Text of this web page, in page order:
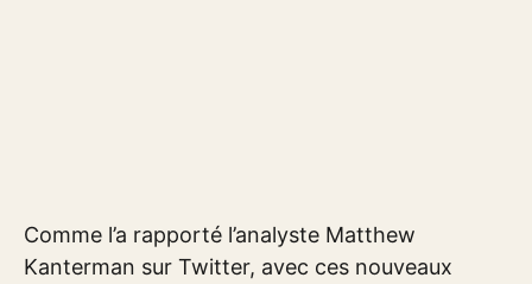
Comme l’a rapporté l’analyste Matthew
Kanterman sur Twitter, avec ces nouveaux